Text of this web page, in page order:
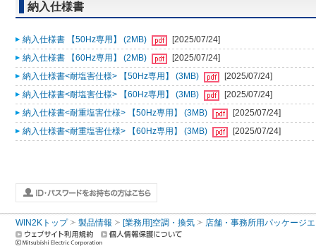
納入仕様書
納入仕様書 【50Hz専用】 (2MB)
[2025/07/24]
納入仕様書 【60Hz専用】 (2MB)
[2025/07/24]
納入仕様書<耐塩害仕様> 【50Hz専用】 (3MB)
[2025/07/24]
納入仕様書<耐塩害仕様> 【60Hz専用】 (3MB)
[2025/07/24]
納入仕様書<耐重塩害仕様> 【50Hz専用】 (3MB)
[2025/07/24]
納入仕様書<耐重塩害仕様> 【60Hz専用】 (3MB)
[2025/07/24]
WIN2Kトップ 製品情報 [業務用]空調・換気 店舗・事務所用パッケージ